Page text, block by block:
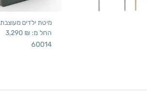
מיטת ילדים מעוצבת
החל מ: 3,290 ₪
60014